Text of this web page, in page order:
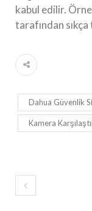
kabul edilir.
tarafından
Dahua Güvenlik
Kamera